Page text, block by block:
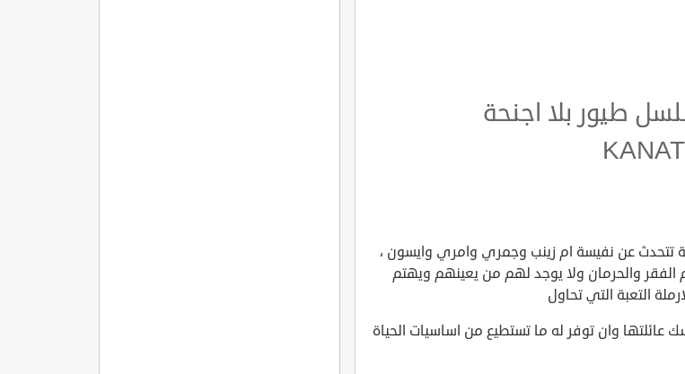
طيور بلا اجنحة
تتحدث عن نفيسة ام زينب وجمري وامري وايسون ،
الفقر والحرمان ولا يوجد لهم من يعينهم ويهتم
التعبة التي تحاول
وان توفر له ما تستطيع من اساسيات الحياة